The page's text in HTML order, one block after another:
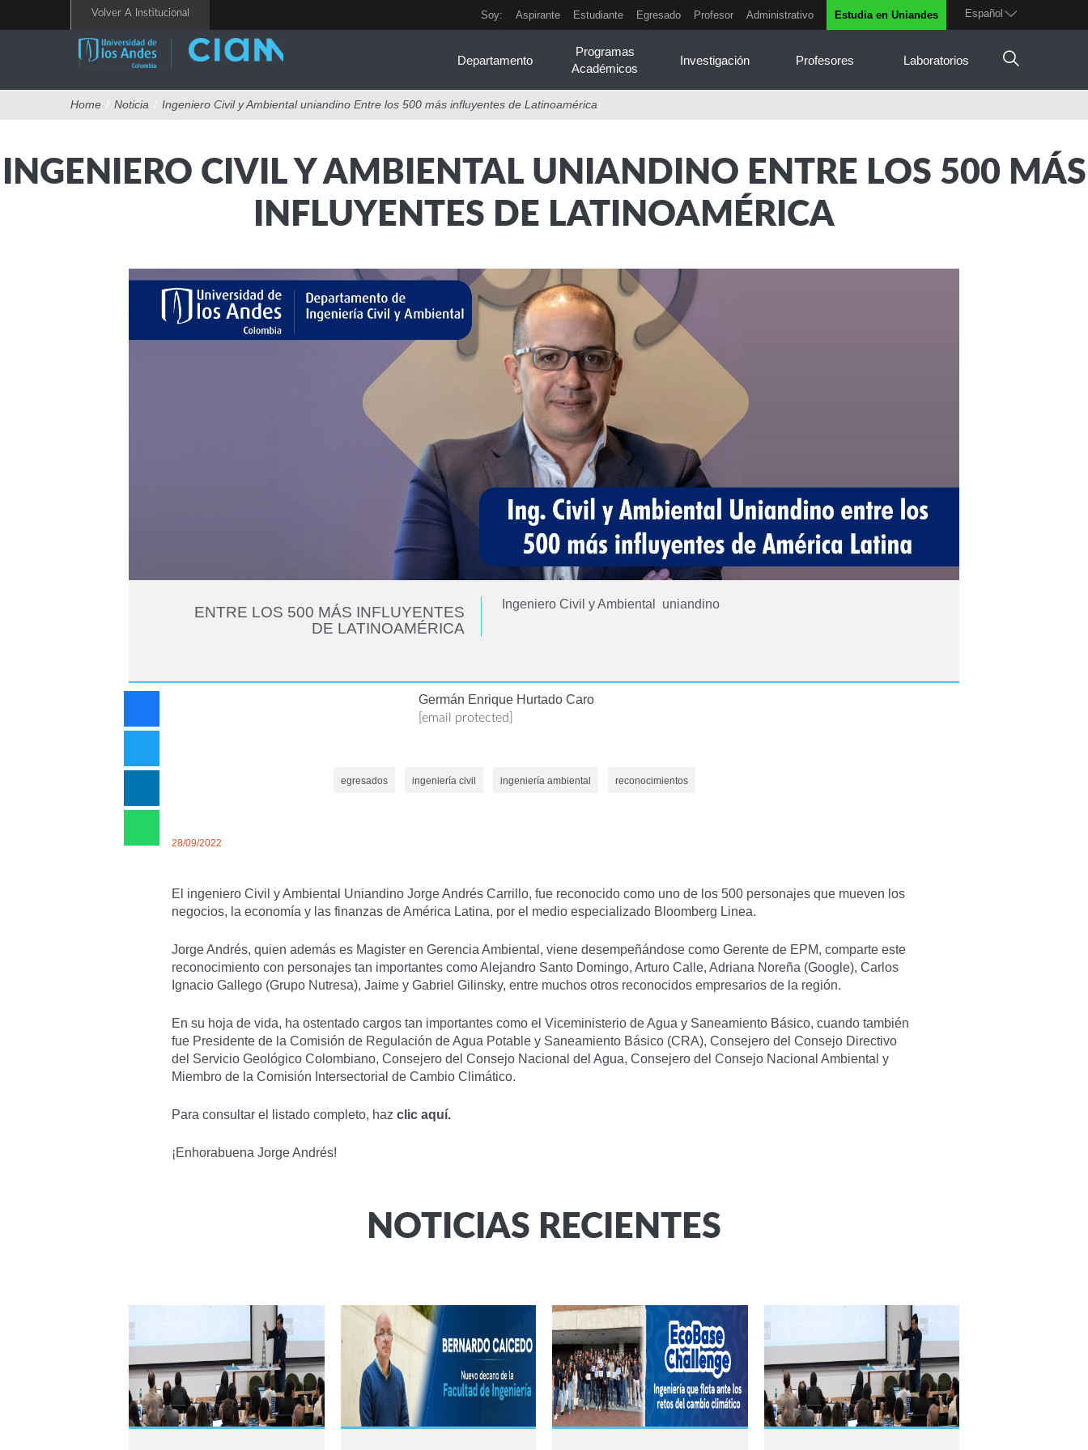
Español
Soy: Aspirante Estudiante Egresado Profesor Administrativo Estudia en Uniandes
Volver A Institucional
Departamento
Programas
Académicos
Investigación Profesores Laboratorios
Home / Noticia / Ingeniero Civil y Ambiental uniandino Entre los 500 más influyentes de Latinoamérica
INGENIERO CIVIL Y AMBIENTAL UNIANDINO ENTRE LOS 500 MÁS
INFLUYENTES DE LATINOAMÉRICA
ENTRE LOS 500 MÁS INFLUYENTES
DE LATINOAMÉRICA
Ingeniero Civil y Ambiental uniandino
Germán Enrique Hurtado Caro
[email protected]
egresados ingeniería civil ingeniería ambiental reconocimientos
28/09/2022
El ingeniero Civil y Ambiental Uniandino Jorge Andrés Carrillo, fue reconocido como uno de los 500 personajes que mueven los
negocios, la economía y las finanzas de América Latina, por el medio especializado Bloomberg Linea.
Jorge Andrés, quien además es Magister en Gerencia Ambiental, viene desempeñándose como Gerente de EPM, comparte este
reconocimiento con personajes tan importantes como Alejandro Santo Domingo, Arturo Calle, Adriana Noreña (Google), Carlos
Ignacio Gallego (Grupo Nutresa), Jaime y Gabriel Gilinsky, entre muchos otros reconocidos empresarios de la región.
En su hoja de vida, ha ostentado cargos tan importantes como el Viceministerio de Agua y Saneamiento Básico, cuando también
fue Presidente de la Comisión de Regulación de Agua Potable y Saneamiento Básico (CRA), Consejero del Consejo Directivo
del Servicio Geológico Colombiano, Consejero del Consejo Nacional del Agua, Consejero del Consejo Nacional Ambiental y
Miembro de la Comisión Intersectorial de Cambio Climático.
Para consultar el listado completo, haz clic aquí.
¡Enhorabuena Jorge Andrés!
NOTICIAS RECIENTES